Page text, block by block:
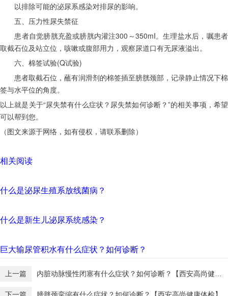
以排除可能的泌尿系感染对排尿的影响。
五、压力性尿失禁征
患者自觉膀胱充盈或膀胱内灌注300～350mI。生理盐水后，嘱患者
取截石位及站立位，咳嗽或腹部用力，观察尿道口有无尿液溢出。
六、棉签试验(Q试验)
患者取截石位，蘸有润滑剂的棉签插至膀胱颈部，记录静止情况下棉
签与水平位的角度。
以上就是关于“尿失禁有什么症状？尿失禁如何诊断？”的相关事项，希望
可以帮到您。
（图文来源于网络，如有侵权，请联系删除）
相关阅读
什么是泌尿生殖系放线菌病？
什么是新生儿泌尿系统感染？
巨大输尿管积水有什么症状？如何诊断？
上一篇 内脏动脉慢性闭塞有什么症状？如何诊断？【西安高尚健康体检】
下一篇 膀胱颈挛缩有什么症状？如何诊断？【西安高尚健康体检】